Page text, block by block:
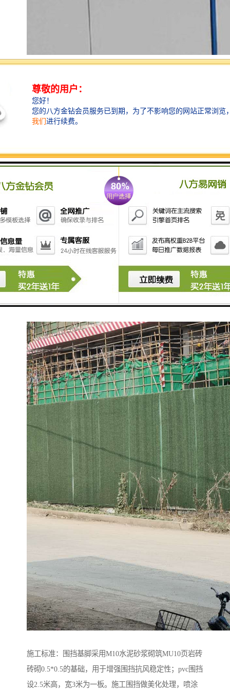
围挡使用的材料应保证围栏稳固、整洁、美观。市政工
程项目工地，可按工程进度分段设置围栏或按规定使用
统一的连续性护栏设施。施工单位不得在工地围栏外堆
放建筑材料、垃圾和工程渣土。在经批准临时占用的区
域，应严格按批准的占地范围和使用性质存放、堆卸建
筑材料或机具设备，临时区域四周应设置高于1m的围
栏。
施工标准：围挡基脚采用M10水泥砂浆砌筑MU10页岩砖
砖砌0.5*0.5的基础，用于增强围挡抗风稳定性；pvc围挡
设2.5米高，宽3米为一板。施工围挡做美化处理，喷涂